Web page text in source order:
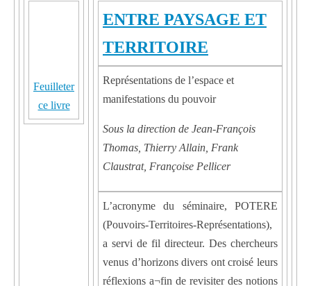
Feuilleter
ce livre
ENTRE PAYSAGE ET
TERRITOIRE
Représentations de l’espace et
manifestations du pouvoir
Sous la direction de Jean-François
Thomas, Thierry Allain, Frank
Claustrat, Françoise Pellicer
L’acronyme du séminaire, POTERE
(Pouvoirs-Territoires-Représentations),
a servi de fil directeur. Des chercheurs
venus d’horizons divers ont croisé leurs
réflexions a¬fin de revisiter des notions